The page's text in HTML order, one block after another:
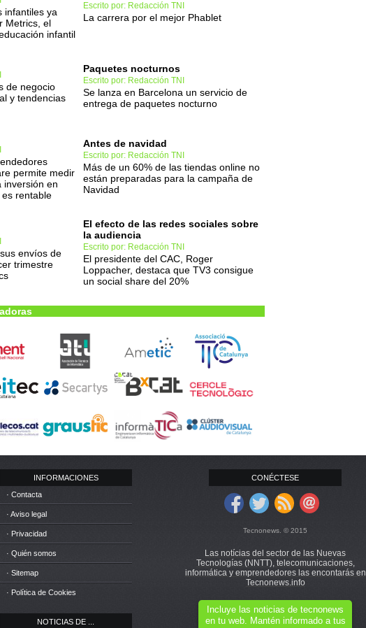
infantiles ya
Metrics, el
infantil
Escrito por: Redacción TNI
La carrera por el mejor Phablet
de negocio
y tendencias
Paquetes nocturnos
Escrito por: Redacción TNI
Se lanza en Barcelona un servicio de
entrega de paquetes nocturno
permite medir
inversión en
rentable
Antes de navidad
Escrito por: Redacción TNI
Más de un 60% de las tiendas online no
están preparadas para la campaña de
Navidad
envíos de
trimestre
El efecto de las redes sociales sobre
la audiencia
Escrito por: Redacción TNI
El presidente del CAC, Roger
Loppacher, destaca que TV3 consigue
un social share del 20%
INFORMACIONES
· Contacta
· Aviso legal
· Privacidad
· Quién somos
· Sitemap
· Política de Cookies
NOTICIAS DE ...
CONÉCTESE
Tecnonews. © 2015
Las notícias del sector de las Nuevas
Tecnologías (NNTT), telecomunicaciones,
informática y emprendedores las encontarás en
Tecnonews.info
Incluye las noticias de tecnonews
en tu web. Mantén informado a tus